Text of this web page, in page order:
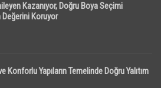
Kazanıyor, Doğru Boya Seçimi
Koruyor
Konforlu Yapıların Temelinde Doğru Yalıtım